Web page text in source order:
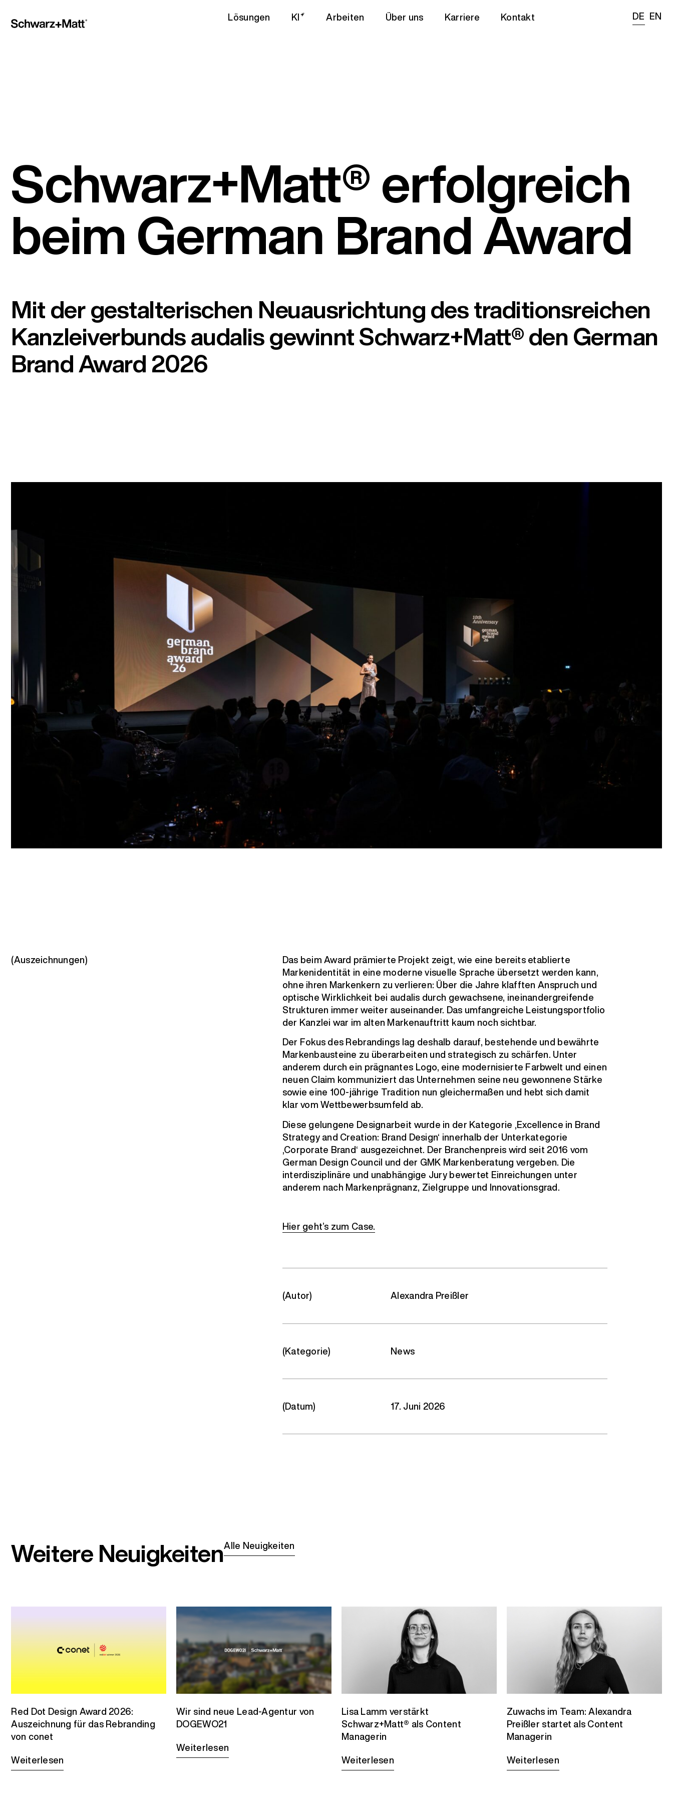
Lösungen KI Arbeiten Über uns Karriere Kontakt DE EN
Schwarz+Matt® erfolgreich
beim German Brand Award
Mit der gestalterischen Neuausrichtung des traditionsreichen
Kanzleiverbunds audalis gewinnt Schwarz+Matt® den German
Brand Award 2026
(Auszeichnungen)
Das beim Award prämierte Projekt zeigt, wie eine bereits etablierte
Markenidentität in eine moderne visuelle Sprache übersetzt werden kann,
ohne ihren Markenkern zu verlieren: Über die Jahre klafften Anspruch und
optische Wirklichkeit bei audalis durch gewachsene, ineinandergreifende
Strukturen immer weiter auseinander. Das umfangreiche Leistungsportfolio
der Kanzlei war im alten Markenauftritt kaum noch sichtbar.
Der Fokus des Rebrandings lag deshalb darauf, bestehende und bewährte
Markenbausteine zu überarbeiten und strategisch zu schärfen. Unter
anderem durch ein prägnantes Logo, eine modernisierte Farbwelt und einen
neuen Claim kommuniziert das Unternehmen seine neu gewonnene Stärke
sowie eine 100-jährige Tradition nun gleichermaßen und hebt sich damit
klar vom Wettbewerbsumfeld ab.
Diese gelungene Designarbeit wurde in der Kategorie ‚Excellence in Brand
Strategy and Creation: Brand Design‘ innerhalb der Unterkategorie
‚Corporate Brand‘ ausgezeichnet. Der Branchenpreis wird seit 2016 vom
German Design Council und der GMK Markenberatung vergeben. Die
interdisziplinäre und unabhängige Jury bewertet Einreichungen unter
anderem nach Markenprägnanz, Zielgruppe und Innovationsgrad.
Hier geht’s zum Case.
(Autor) Alexandra Preißler
(Kategorie) News
(Datum) 17. Juni 2026
Weitere NeuigkeitenAlle Neuigkeiten
Red Dot Design Award 2026:
Auszeichnung für das Rebranding
von conet
Weiterlesen
Wir sind neue Lead-Agentur von
DOGEWO21
Weiterlesen
Lisa Lamm verstärkt
Schwarz+Matt® als Content
Managerin
Weiterlesen
Zuwachs im Team: Alexandra
Preißler startet als Content
Managerin
Weiterlesen